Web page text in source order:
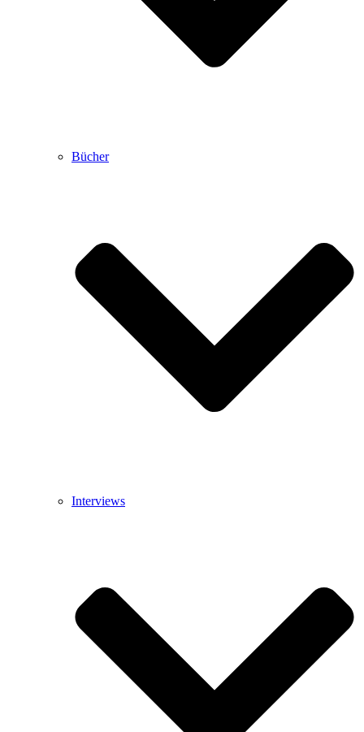
Bücher
Interviews